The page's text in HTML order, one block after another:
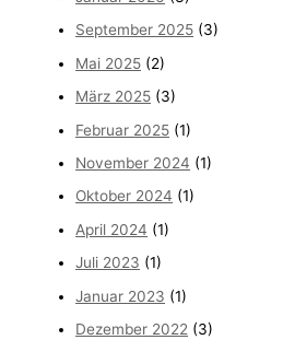
September 2025 (3)
Mai 2025 (2)
März 2025 (3)
Februar 2025 (1)
November 2024 (1)
Oktober 2024 (1)
April 2024 (1)
Juli 2023 (1)
Januar 2023 (1)
Dezember 2022 (3)